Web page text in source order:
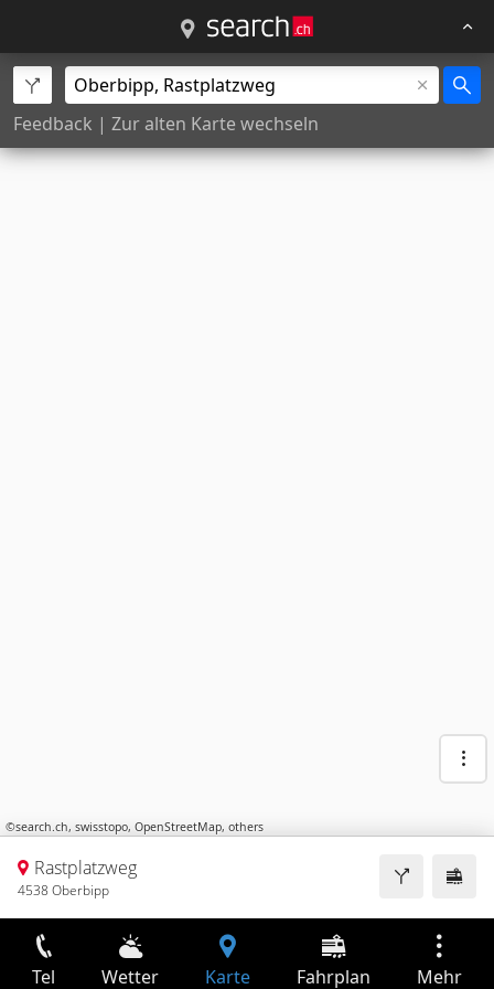
Feedback | Zur alten Karte wechseln
©search.ch, swisstopo, OpenStreetMap, others
Rastplatzweg
4538 Oberbipp
Tel Wetter Karte Fahrplan Mehr